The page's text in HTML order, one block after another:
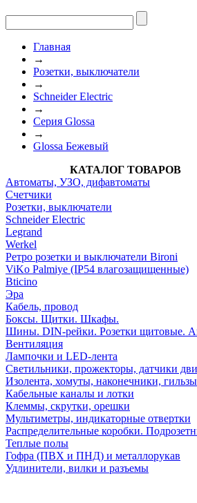
Главная
→
Розетки, выключатели
→
Schneider Electric
→
Cерия Glossa
→
Glossa Бежевый
КАТАЛОГ ТОВАРОВ
Автоматы, УЗО, дифавтоматы
Счетчики
Розетки, выключатели
Schneider Electric
Legrand
Werkel
Ретро розетки и выключатели Bironi
ViKo Palmiye (IP54 влагозащищенные)
Bticino
Эра
Кабель, провод
Боксы. Щитки. Шкафы.
Шины. DIN-рейки. Розетки щитовые.
Вентиляция
Лампочки и LED-лента
Светильники, прожекторы, датчики
Изолента, хомуты, наконечники, гильзы
Кабельные каналы и лотки
Клеммы, скрутки, орешки
Мультиметры, индикаторные отвертки
Распределительные коробки.
Теплые полы
Гофра (ПВХ и ПНД) и металлорукав
Удлинители, вилки и разъемы